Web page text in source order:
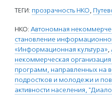
ТЕГИ: прозрачность НКО,
НКО: Автономная
становление
«Информационная культура»,
некоммерческая
программ, направленных на
подростков и молодежи и
активности населения,